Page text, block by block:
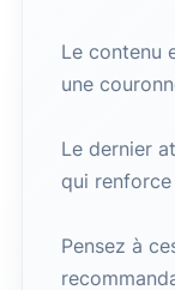
Le contenu
une
Le dernier
qui
Pensez à